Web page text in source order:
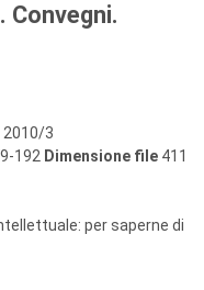
2010/3
192 Dimensione file 411
per saperne di